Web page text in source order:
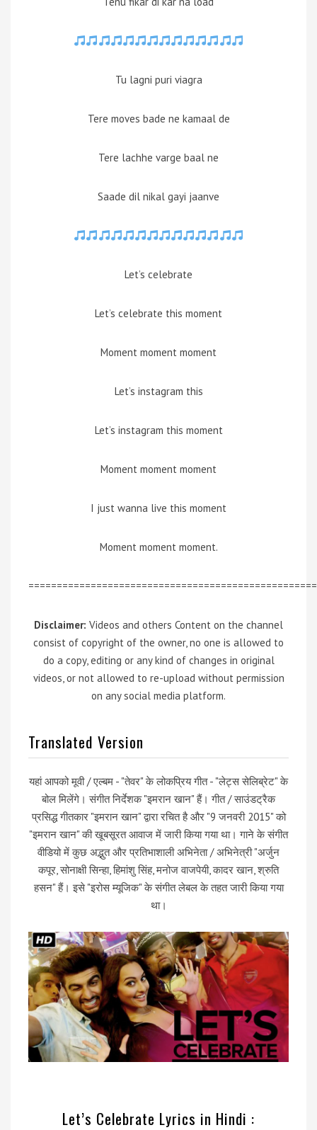
Tu lagni puri viagra
Tere moves bade ne kamaal de
Tere lachhe varge baal ne
Saade dil nikal gayi jaanve
Let’s celebrate
Let’s celebrate this moment
Moment moment moment
Let’s instagram this
Let’s instagram this moment
Moment moment moment
I just wanna live this moment
Moment moment moment.
Disclaimer: Videos and others Content on the channel
consist of copyright of the owner, no one is allowed to
do a copy, editing or any kind of changes in original
videos, or not allowed to re-upload without permission
on any social media platform.
Translated Version
यहां आपको मूवी / एल्बम - "तेवर" के लोकप्रिय गीत - "लेट्स सेलिब्रेट" के
बोल मिलेंगे। संगीत निर्देशक "इमरान खान" हैं। गीत / साउंडट्रैक
प्रसिद्ध गीतकार "इमरान खान" द्वारा रचित है और "9 जनवरी 2015" को
"इमरान खान" की खूबसूरत आवाज में जारी किया गया था। गाने के संगीत
वीडियो में कुछ अद्भुत और प्रतिभाशाली अभिनेता / अभिनेत्री "अर्जुन
कपूर, सोनाक्षी सिन्हा, हिमांशु सिंह, मनोज वाजपेयी, कादर खान, श्रुति
हसन" हैं। इसे "इरोस म्यूजिक" के संगीत लेबल के तहत जारी किया गया
था।
Let’s Celebrate Lyrics in Hindi :